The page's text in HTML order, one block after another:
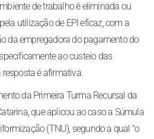
de trabalho é eliminada ou
utilização de EPI eficaz, com a
da empregadora do pagamento do
ao custeio das
é afirmativa.
da Primeira Turma Recursal da
que aplicou ao caso a Súmula
(TNU), segundo a qual "o